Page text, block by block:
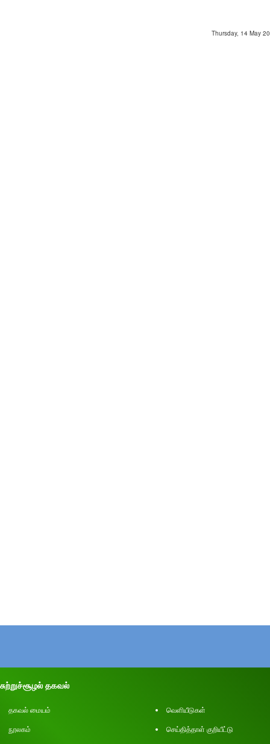
Thursday, 14 May
சுற்றுச்சூழல் தகவல்
தகவல் மையம்
வெளியீடுகள்
நூலகம்
செய்தித்தாள் குறியீட்டு